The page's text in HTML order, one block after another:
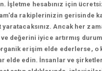
İşletme hesabınız için
rakiplerinizin gerisinde
yaratacaksınız. Ancak her
değerini iyice artırmış
erişim elde ederlerse, o
elde edin. İnsanlar ve